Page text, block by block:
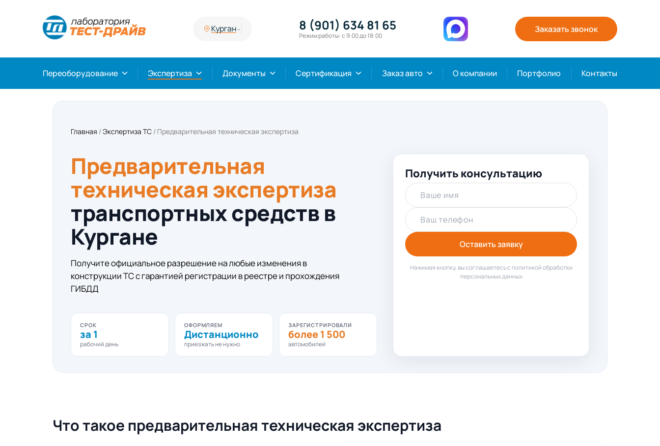
Курган 8 (901) 634 81 65
Режим работы: с 9:00 до 18:00
Заказать звонок
Переоборудование Экспертиза Документы Сертификация Заказ авто О компании Портфолио Контакты
Главная /Экспертиза ТС / Предварительная техническая экспертиза
Предварительная
техническая экспертиза
транспортных средств в
Кургане
Получите официальное разрешение на любые изменения в
конструкции ТС с гарантией регистрации в реестре и прохождения
ГИБДД
СРОК
за 1
рабочий день
ОФОРМЛЯЕМ
Дистанционно
приезжать не нужно
ЗАРЕГИСТРИРОВАЛИ
более 1 500
автомобилей
Получить консультацию
Ваше имя
Ваш телефон
Оставить заявку
Нажимая кнопку, вы соглашаетесь с политикой обработки
персональных данных
Что такое предварительная техническая экспертиза